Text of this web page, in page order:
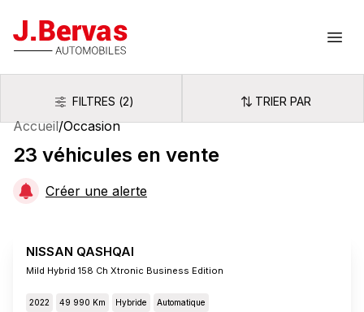
J.Bervas
FiltresFILTRES (2) Trier par
TRIER PAR
Accueil/Occasion
23 véhicules en vente
Créer une alerte
NISSAN QASHQAI
Mild Hybrid 158 Ch Xtronic Business Edition
2022 49 990 Km Hybride Automatique